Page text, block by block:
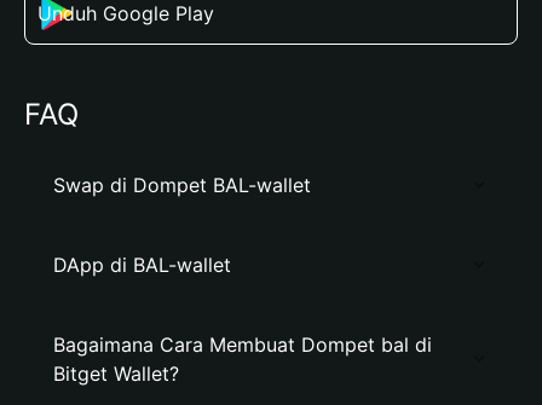
Unduh Google Play
FAQ
Swap di Dompet BAL-wallet
DApp di BAL-wallet
Bagaimana Cara Membuat Dompet bal di
Bitget Wallet?